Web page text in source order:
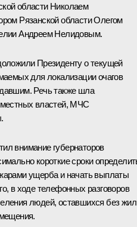
области Николаем
Рязанской области Олегом
АндреемНелидовым.
Президенту о текущей
для локализации очагов
Речь также шла
местных властей, МЧС
внимание губернаторов
короткие сроки
ущерба и начать выплаты
в ходе телефонных разговоров
людей, оставшихся без